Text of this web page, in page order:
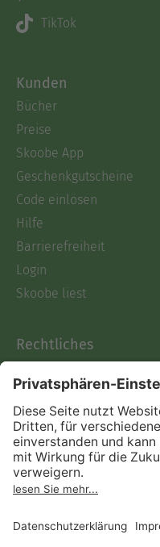
TikTok
Kunden
Bücher
Preise
Skoobe App
Geschenkgutscheine
Code einlösen
Hilfe
Barrierefreiheit
Login
Skoobe liest
Rechtliches
AGB
Informationen nach Data
Act
Verträge hier kündigen
Impressum